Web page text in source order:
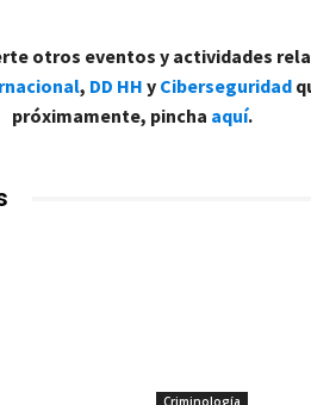
otros eventos y actividades
, DD HH yCiberseguridad
próximamente, pincha aquí.